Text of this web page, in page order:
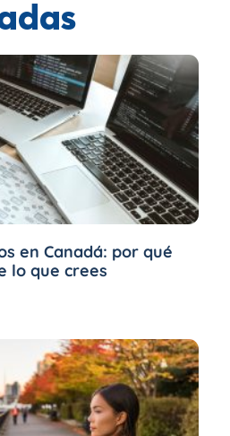
en Canadá: por qué
lo que crees